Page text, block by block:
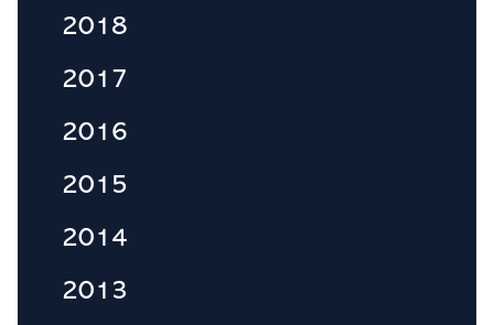
2018
2017
2016
2015
2014
2013